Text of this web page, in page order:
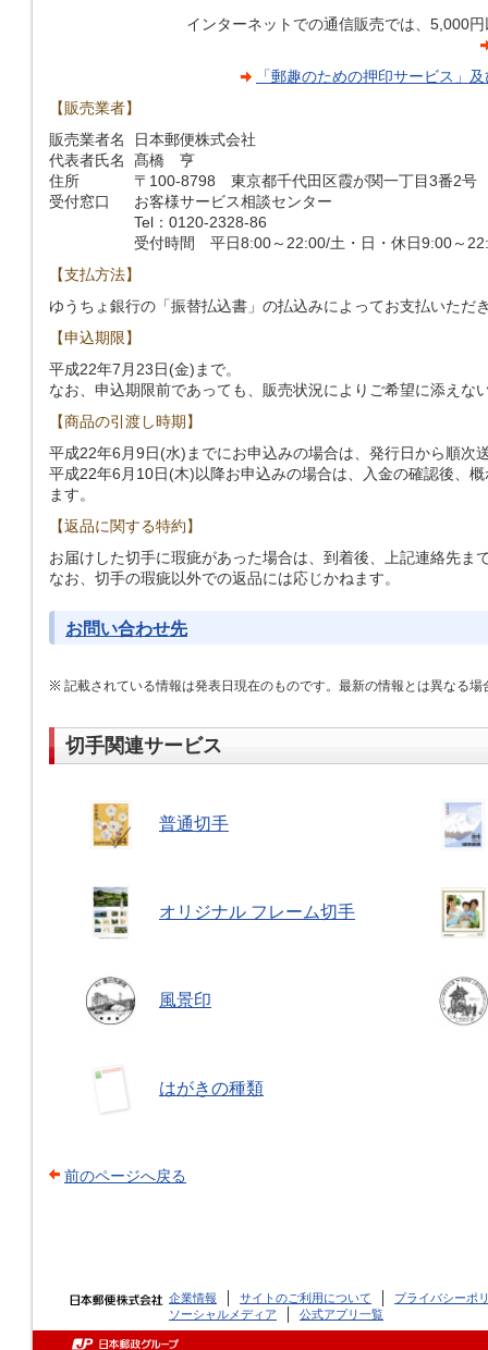
インターネットでの通信販売では、5,000
「郵趣のための押印サービス」
【販売業者】
販売業者名
日本郵便株式会社
代表者氏名 髙橋 亨
住所
〒100-8798 東京都千代田区霞が関一丁目3番2号
受付窓口
お客様サービス相談センター
Tel：0120-2328-86
受付時間 平日8:00～22:00/土・日・休日9:00～
【支払方法】
ゆうちょ銀行の「振替払込書」の払込みによってお支払いただ
【申込期限】
平成22年7月23日(金)まで。
なお、申込期限前であっても、販売状況によりご希望に添えな
【商品の引渡し時期】
平成22年6月9日(水)までにお申込みの場合は、発行日から順次
平成22年6月10日(木)以降お申込みの場合は、入金の確認後、
ます。
【返品に関する特約】
お届けした切手に瑕疵があった場合は、到着後、上記連絡先ま
なお、切手の瑕疵以外での返品には応じかねます。
お問い合わせ先
記載されている情報は発表日現在のものです。最新の情報とは異なる
切手関連サービス
普通切手
オリジナル フレーム切手
風景印
はがきの種類
前のページへ戻る
企業情報 サイトのご利用について
プライバシーポ
ソーシャルメディア
公式アプリ一覧